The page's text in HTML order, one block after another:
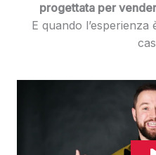
progettata per
E quando